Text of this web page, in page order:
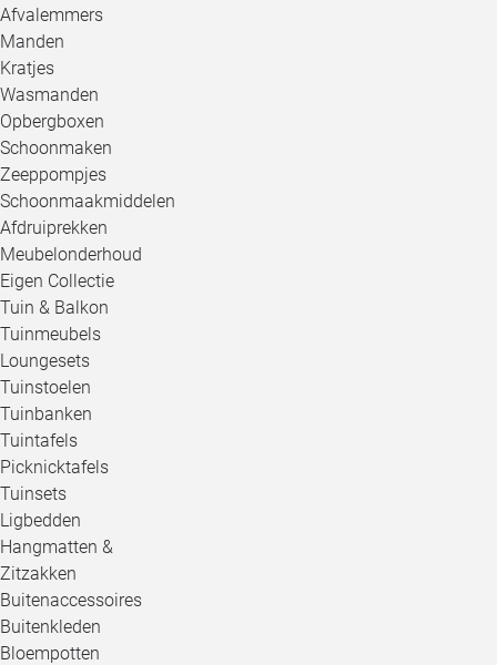
Afvalemmers
Manden
Kratjes
Wasmanden
Opbergboxen
Schoonmaken
Zeeppompjes
Schoonmaakmiddelen
Afdruiprekken
Meubelonderhoud
Eigen Collectie
Tuin & Balkon
Tuinmeubels
Loungesets
Tuinstoelen
Tuinbanken
Tuintafels
Picknicktafels
Tuinsets
Ligbedden
Hangmatten &
Zitzakken
Buitenaccessoires
Buitenkleden
Bloempotten